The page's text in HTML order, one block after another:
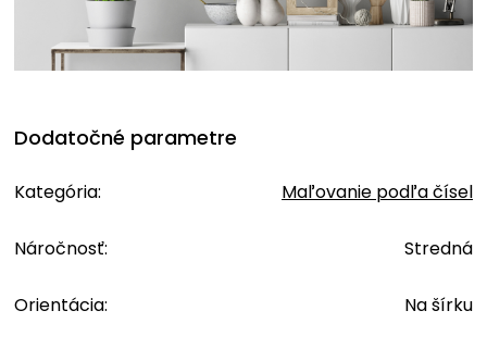
Dodatočné parametre
Kategória: Maľovanie podľa čísel
Náročnosť: Stredná
Orientácia: Na šírku